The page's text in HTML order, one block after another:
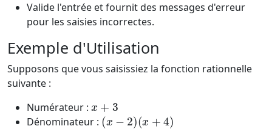
Valide l'entrée et fournit des messages d'erreur
pour les saisies incorrectes.
Exemple d'Utilisation
Supposons que vous saisissiez la fonction rationnelle
suivante :
Numérateur :
Dénominateur :
(x − x +